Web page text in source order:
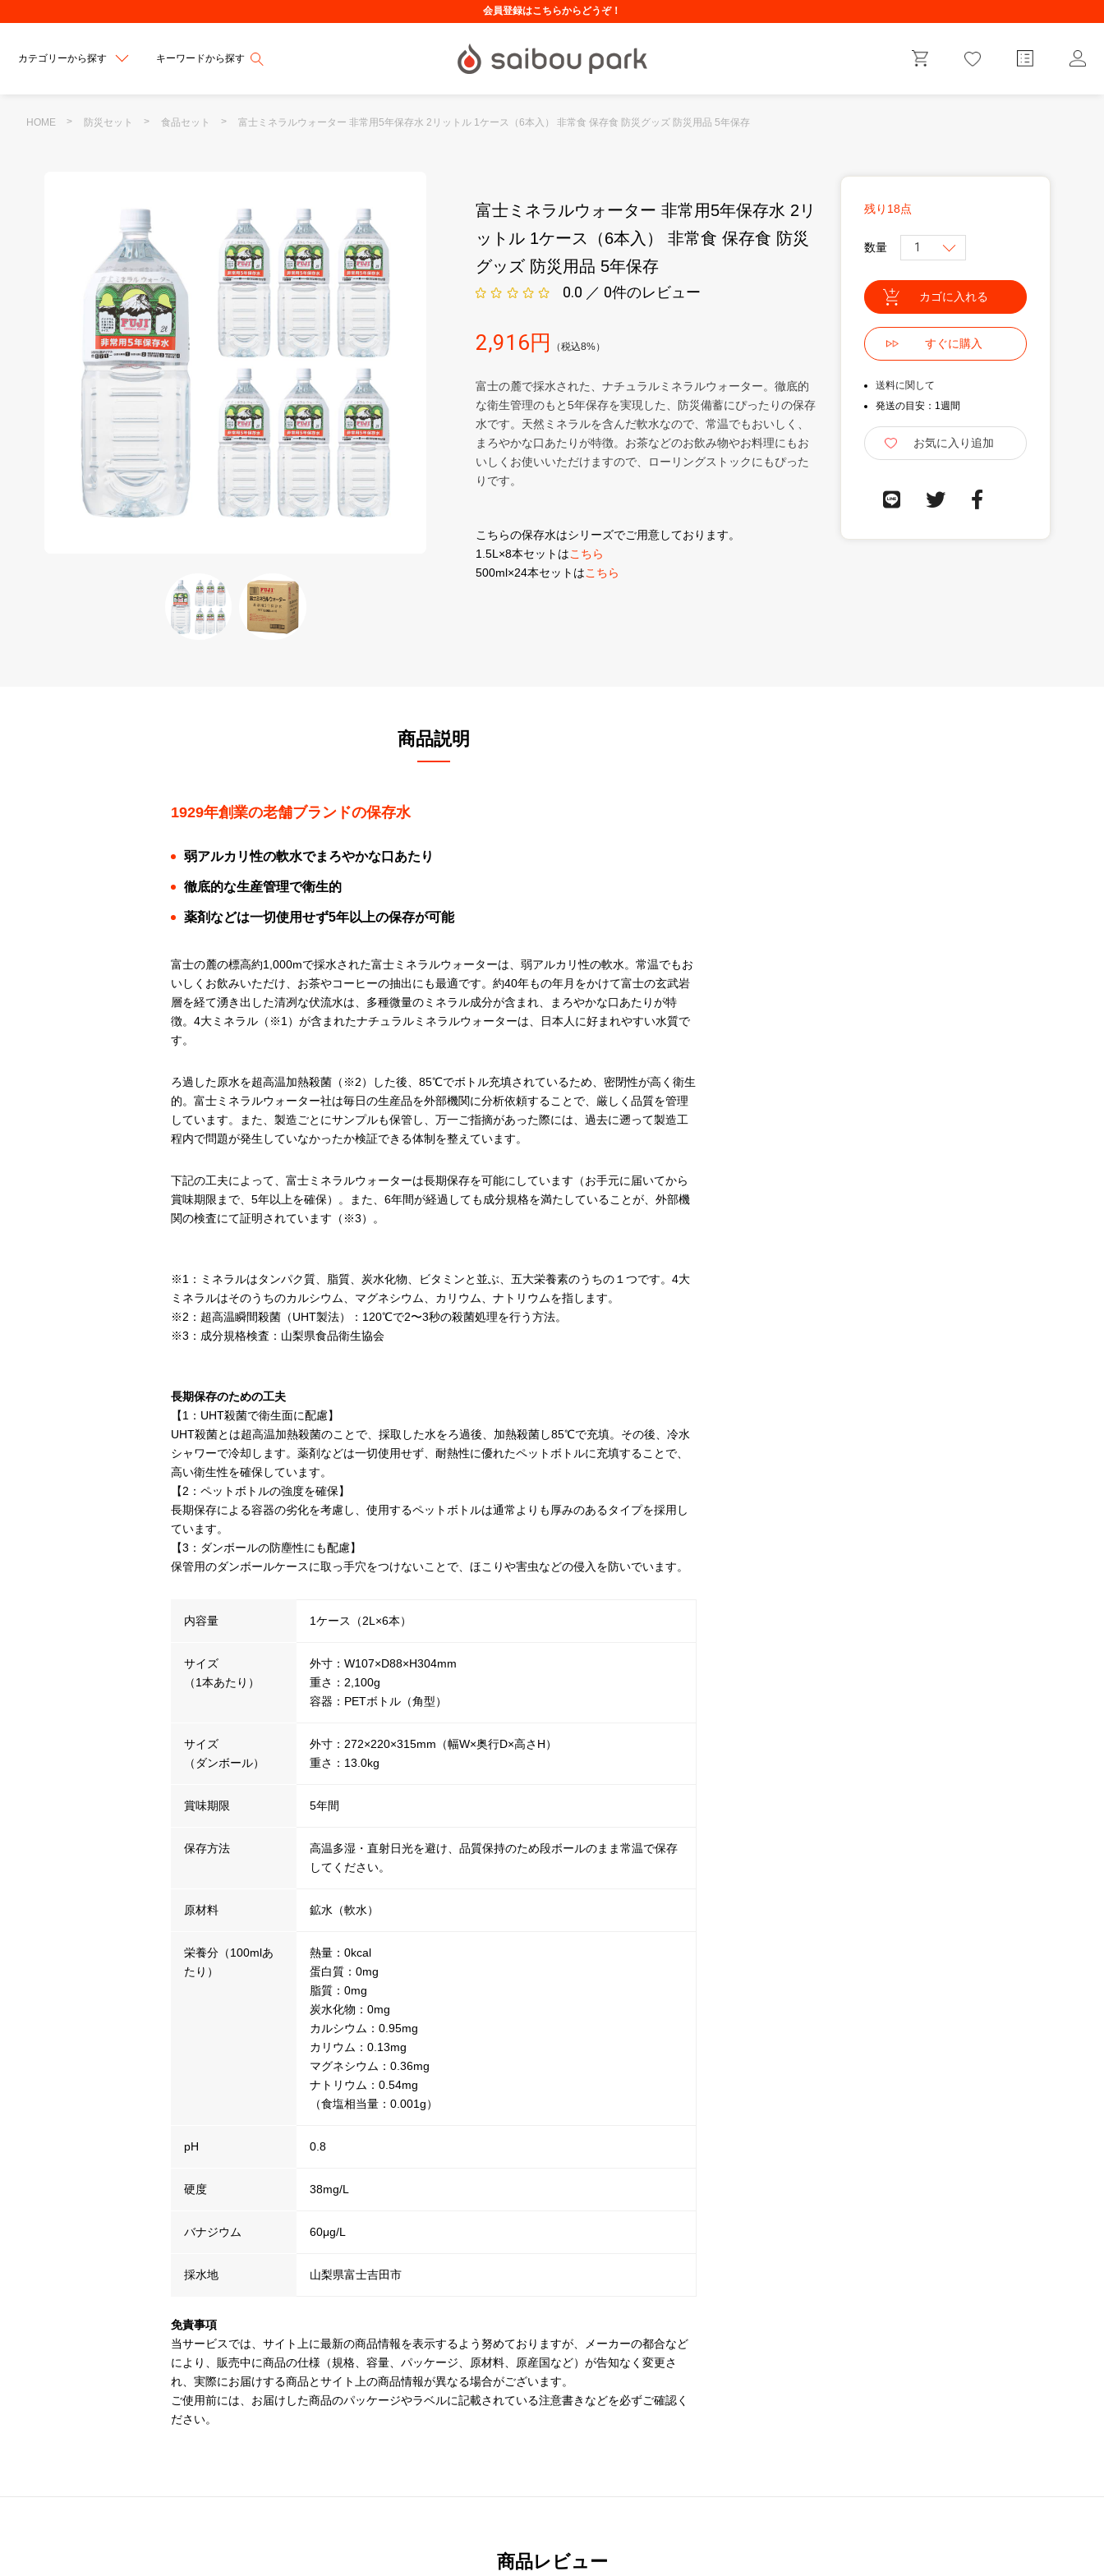
会員登録はこちらからどうぞ！
カテゴリーから探す キーワードから探す
HOME 防災セット 食品セット 富士ミネラルウォーター 非常用5年保存水 2リットル 1ケース（6本入） 非常食 保存食 防災グッズ 防災用品 5年保存
富士ミネラルウォーター 非常用5年保存水 2リ
ットル 1ケース（6本入） 非常食 保存食 防災
グッズ 防災用品 5年保存
0.0 ／ 0件のレビュー
2,916円 （税込8%）
富士の麓で採水された、ナチュラルミネラルウォーター。徹底的
な衛生管理のもと5年保存を実現した、防災備蓄にぴったりの保存
水です。天然ミネラルを含んだ軟水なので、常温でもおいしく、
まろやかな口あたりが特徴。お茶などのお飲み物やお料理にもお
いしくお使いいただけますので、ローリングストックにもぴった
りです。
こちらの保存水はシリーズでご用意しております。
1.5L×8本セットはこちら
500ml×24本セットはこちら
残り18点
数量
送料に関して
発送の目安：1週間
商品説明
1929年創業の老舗ブランドの保存水
弱アルカリ性の軟水でまろやかな口あたり
徹底的な生産管理で衛生的
薬剤などは一切使用せず5年以上の保存が可能
富士の麓の標高約1,000mで採水された富士ミネラルウォーターは、弱アルカリ性の軟水。常温でもお
いしくお飲みいただけ、お茶やコーヒーの抽出にも最適です。約40年もの年月をかけて富士の玄武岩
層を経て湧き出した清冽な伏流水は、多種微量のミネラル成分が含まれ、まろやかな口あたりが特
徴。4大ミネラル（※1）が含まれたナチュラルミネラルウォーターは、日本人に好まれやすい水質で
す。
ろ過した原水を超高温加熱殺菌（※2）した後、85℃でボトル充填されているため、密閉性が高く衛生
的。富士ミネラルウォーター社は毎日の生産品を外部機関に分析依頼することで、厳しく品質を管理
しています。また、製造ごとにサンプルも保管し、万一ご指摘があった際には、過去に遡って製造工
程内で問題が発生していなかったか検証できる体制を整えています。
下記の工夫によって、富士ミネラルウォーターは長期保存を可能にしています（お手元に届いてから
賞味期限まで、5年以上を確保）。また、6年間が経過しても成分規格を満たしていることが、外部機
関の検査にて証明されています（※3）。
※1：ミネラルはタンパク質、脂質、炭水化物、ビタミンと並ぶ、五大栄養素のうちの１つです。4大
ミネラルはそのうちのカルシウム、マグネシウム、カリウム、ナトリウムを指します。
※2：超高温瞬間殺菌（UHT製法）：120℃で2〜3秒の殺菌処理を行う方法。
※3：成分規格検査：山梨県食品衛生協会
長期保存のための工夫
【1：UHT殺菌で衛生面に配慮】
UHT殺菌とは超高温加熱殺菌のことで、採取した水をろ過後、加熱殺菌し85℃で充填。その後、冷水
シャワーで冷却します。薬剤などは一切使用せず、耐熱性に優れたペットボトルに充填することで、
高い衛生性を確保しています。
【2：ペットボトルの強度を確保】
長期保存による容器の劣化を考慮し、使用するペットボトルは通常よりも厚みのあるタイプを採用し
ています。
【3：ダンボールの防塵性にも配慮】
保管用のダンボールケースに取っ手穴をつけないことで、ほこりや害虫などの侵入を防いでいます。
内容量 1ケース（2L×6本）
サイズ
（1本あたり）
外寸：W107×D88×H304mm
重さ：2,100g
容器：PETボトル（角型）
サイズ
（ダンボール）
外寸：272×220×315mm（幅W×奥行D×高さH）
重さ：13.0kg
賞味期限 5年間
保存方法
高温多湿・直射日光を避け、品質保持のため段ボールのまま常温で保存
してください。
原材料 鉱水（軟水）
栄養分（100mlあ
たり）
熱量：0kcal
蛋白質：0mg
脂質：0mg
炭水化物：0mg
カルシウム：0.95mg
カリウム：0.13mg
マグネシウム：0.36mg
ナトリウム：0.54mg
（食塩相当量：0.001g）
pH 0.8
硬度 38mg/L
バナジウム 60μg/L
採水地 山梨県富士吉田市
免責事項
当サービスでは、サイト上に最新の商品情報を表示するよう努めておりますが、メーカーの都合など
により、販売中に商品の仕様（規格、容量、パッケージ、原材料、原産国など）が告知なく変更さ
れ、実際にお届けする商品とサイト上の商品情報が異なる場合がございます。
ご使用前には、お届けした商品のパッケージやラベルに記載されている注意書きなどを必ずご確認く
ださい。
商品レビュー